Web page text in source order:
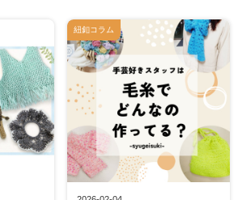
紐釦コラム